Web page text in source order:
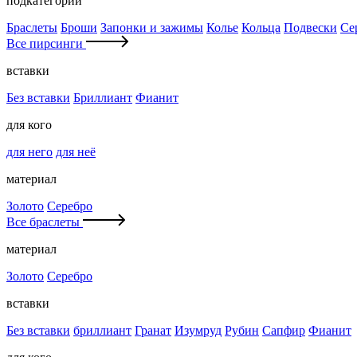
Браслеты Броши Запонки и зажимы Колье Кольца Подвески
Все пирсинги
вставки
Без вставки Бриллиант Фианит
для кого
для него для неё
материал
Золото Серебро
Все браслеты
материал
Золото Серебро
вставки
Без вставки бриллиант Гранат Изумруд Рубин Сапфир Фианит